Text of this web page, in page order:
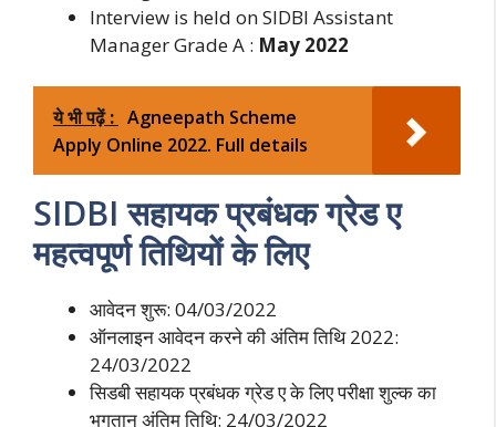
Interview is held on SIDBI Assistant
Manager Grade A : May 2022
ये भी पढ़ें : Agneepath Scheme
Apply Online 2022. Full details
SIDBI सहायक प्रबंधक ग्रेड ए
महत्वपूर्ण तिथियों के लिए
आवेदन शुरू: 04/03/2022
ऑनलाइन आवेदन करने की अंतिम तिथि 2022:
24/03/2022
सिडबी सहायक प्रबंधक ग्रेड ए के लिए परीक्षा शुल्क का
भुगतान अंतिम तिथि: 24/03/2022